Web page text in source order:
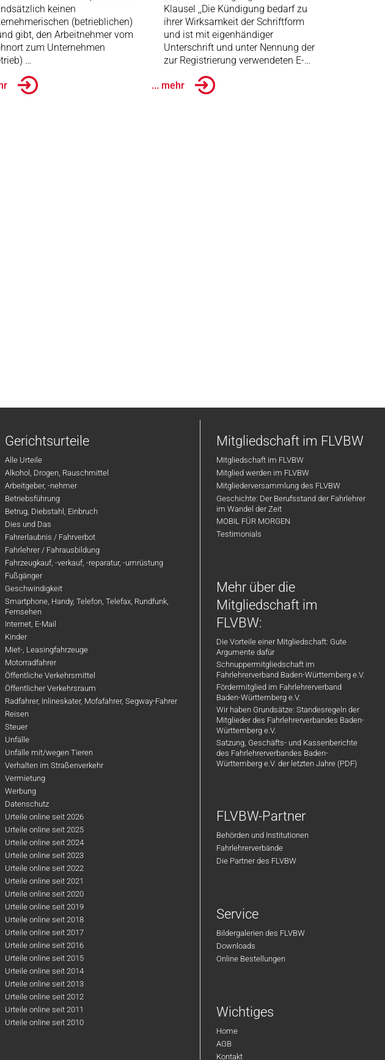
keinen
(betrieblichen)
gibt, den Arbeitnehmer vom
zum Unternehmen
…
Klausel ,,Die Kündigung bedarf zu
ihrer Wirksamkeit der Schriftform
und ist mit eigenhändiger
Unterschrift und unter Nennung der
zur Registrierung verwendeten E-…
... mehr
Gerichtsurteile
Alle Urteile
Alkohol, Drogen, Rauschmittel
Arbeitgeber, -nehmer
Betriebsführung
Betrug, Diebstahl, Einbruch
Dies und Das
Fahrerlaubnis / Fahrverbot
Fahrlehrer / Fahrausbildung
Fahrzeugkauf, -verkauf, -reparatur, -umrüstung
Fußgänger
Geschwindigkeit
Smartphone, Handy, Telefon, Telefax, Rundfunk,
Fernsehen
Internet, E-Mail
Kinder
Miet-, Leasingfahrzeuge
Motorradfahrer
Öffentliche Verkehrsmittel
Öffentlicher Verkehrsraum
Radfahrer, Inlineskater, Mofafahrer, Segway-Fahrer
Reisen
Steuer
Unfälle
Unfälle mit/wegen Tieren
Verhalten im Straßenverkehr
Vermietung
Werbung
Datenschutz
Urteile online seit 2026
Urteile online seit 2025
Urteile online seit 2024
Urteile online seit 2023
Urteile online seit 2022
Urteile online seit 2021
Urteile online seit 2020
Urteile online seit 2019
Urteile online seit 2018
Urteile online seit 2017
Urteile online seit 2016
Urteile online seit 2015
Urteile online seit 2014
Urteile online seit 2013
Urteile online seit 2012
Urteile online seit 2011
Urteile online seit 2010
Mitgliedschaft im FLVBW
Mitgliedschaft im FLVBW
Mitglied werden im FLVBW
Mitgliederversammlung des FLVBW
Geschichte: Der Berufsstand der Fahrlehrer
im Wandel der Zeit
MOBIL FÜR MORGEN
Testimonials
Mehr über die
Mitgliedschaft im
FLVBW:
Die Vorteile einer Mitgliedschaft: Gute
Argumente dafür
Schnuppermitgliedschaft im
Fahrlehrerverband Baden-Württemberg e.V.
Fördermitglied im Fahrlehrerverband
Baden-Württemberg e.V.
Wir haben Grundsätze: Standesregeln der
Mitglieder des Fahrlehrerverbandes Baden-
Württemberg e.V.
Satzung, Geschäfts- und Kassenberichte
des Fahrlehrerverbandes Baden-
Württemberg e.V. der letzten Jahre (PDF)
FLVBW-Partner
Behörden und Institutionen
Fahrlehrerverbände
Die Partner des FLVBW
Service
Bildergalerien des FLVBW
Downloads
Online Bestellungen
Wichtiges
Home
AGB
Kontakt